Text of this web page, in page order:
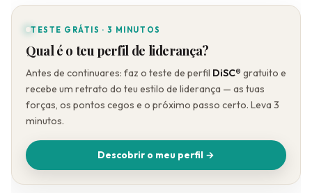
TESTE GRÁTIS · 3 MINUTOS
Qual é o teu perfil de liderança?
Antes de continuares: faz o teste de perfil DiSC® gratuito e
recebe um retrato do teu estilo de liderança — as tuas
forças, os pontos cegos e o próximo passo certo. Leva 3
minutos.
Descobrir o meu perfil →